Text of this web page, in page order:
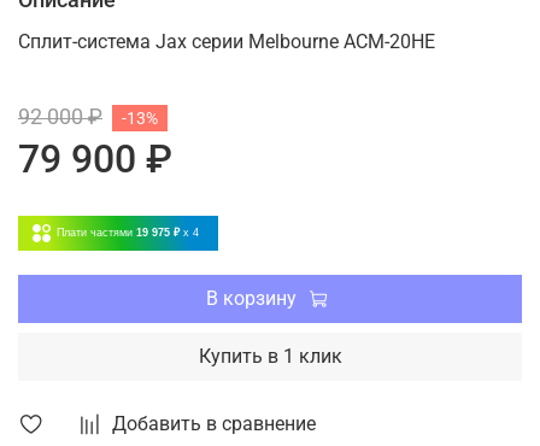
Добавить в сравнение
Сплит-система Jax серии Melbourne ACM-20HE
92 000 ₽
79 900 ₽
-13%
Плати частями 19 975 ₽ x 4
В корзину
Купить в 1 клик